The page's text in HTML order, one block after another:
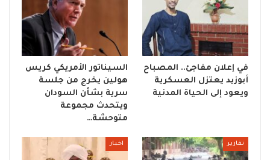
في إعلان مفاجئ.. المصباح
أبوزيد يعتزل العسكرية
ويعود إلى الحياة المدنية
السيناتور الأمريكي كريس
هولين يخرج من جلسة
سرية بشأن السودان
ويتحدث مجموعة
متوحشة…
تقارير اخبار